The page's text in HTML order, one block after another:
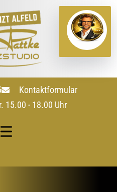
Kontaktformular
15.00 - 18.00 Uhr